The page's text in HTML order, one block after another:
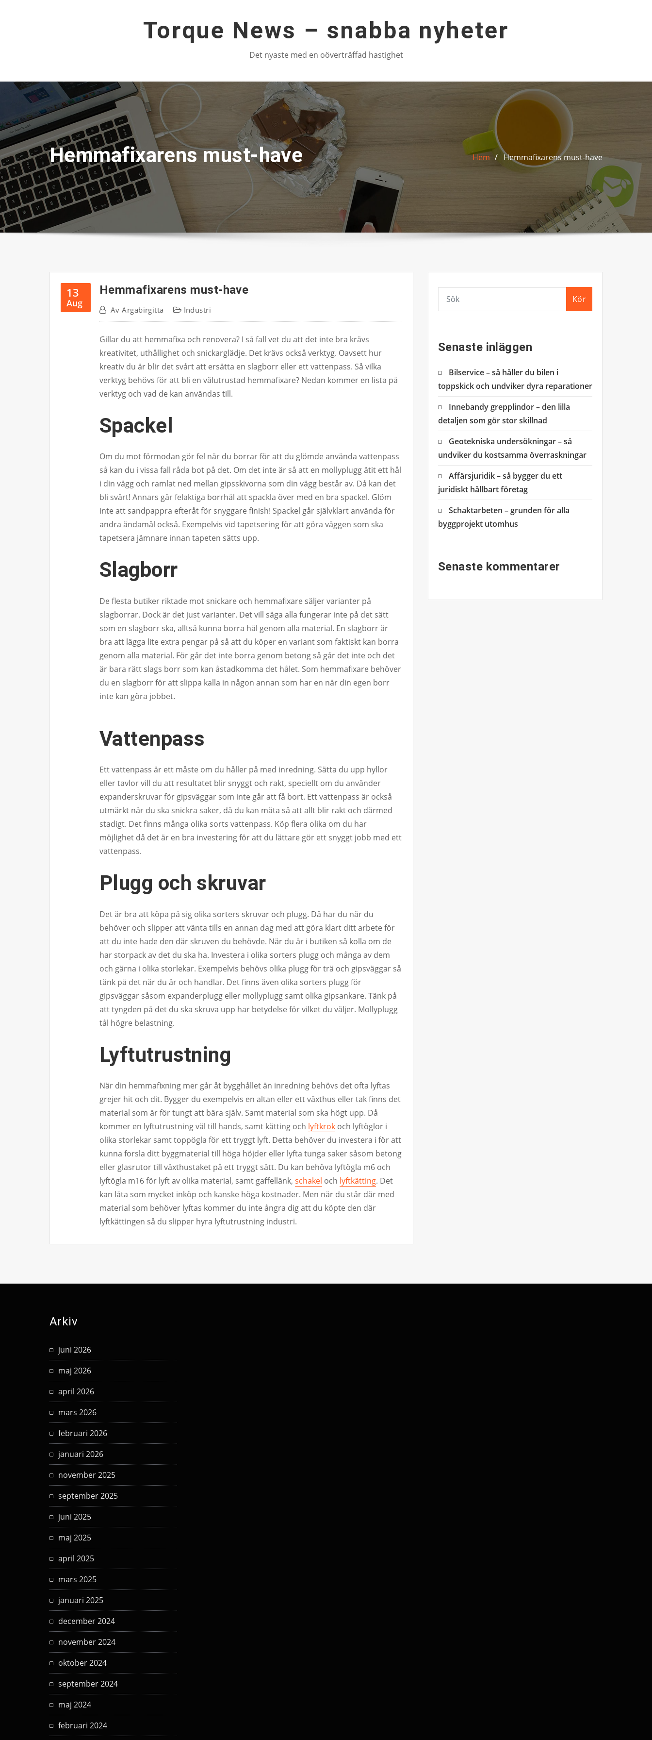
Torque News – snabba nyheter
Det nyaste med en oöverträffad hastighet
Hemmafixarens must-have Hem Hemmafixarens must-have
13
Aug
Hemmafixarens must-have
AvArgabirgitta Industri
Gillar du att hemmafixa och renovera? I så fall vet du att det inte bra krävs
kreativitet, uthållighet och snickarglädje. Det krävs också verktyg. Oavsett hur
kreativ du är blir det svårt att ersätta en slagborr eller ett vattenpass. Så vilka
verktyg behövs för att bli en välutrustad hemmafixare? Nedan kommer en lista på
verktyg och vad de kan användas till.
Spackel
Om du mot förmodan gör fel när du borrar för att du glömde använda vattenpass
så kan du i vissa fall råda bot på det. Om det inte är så att en mollyplugg ätit ett hål
i din vägg och ramlat ned mellan gipsskivorna som din vägg består av. Då kan det
bli svårt! Annars går felaktiga borrhål att spackla över med en bra spackel. Glöm
inte att sandpappra efteråt för snyggare finish! Spackel går självklart använda för
andra ändamål också. Exempelvis vid tapetsering för att göra väggen som ska
tapetsera jämnare innan tapeten sätts upp.
Slagborr
De flesta butiker riktade mot snickare och hemmafixare säljer varianter på
slagborrar. Dock är det just varianter. Det vill säga alla fungerar inte på det sätt
som en slagborr ska, alltså kunna borra hål genom alla material. En slagborr är
bra att lägga lite extra pengar på så att du köper en variant som faktiskt kan borra
genom alla material. För går det inte borra genom betong så går det inte och det
är bara rätt slags borr som kan åstadkomma det hålet. Som hemmafixare behöver
du en slagborr för att slippa kalla in någon annan som har en när din egen borr
inte kan göra jobbet.
Vattenpass
Ett vattenpass är ett måste om du håller på med inredning. Sätta du upp hyllor
eller tavlor vill du att resultatet blir snyggt och rakt, speciellt om du använder
expanderskruvar för gipsväggar som inte går att få bort. Ett vattenpass är också
utmärkt när du ska snickra saker, då du kan mäta så att allt blir rakt och därmed
stadigt. Det finns många olika sorts vattenpass. Köp flera olika om du har
möjlighet då det är en bra investering för att du lättare gör ett snyggt jobb med ett
vattenpass.
Plugg och skruvar
Det är bra att köpa på sig olika sorters skruvar och plugg. Då har du när du
behöver och slipper att vänta tills en annan dag med att göra klart ditt arbete för
att du inte hade den där skruven du behövde. När du är i butiken så kolla om de
har storpack av det du ska ha. Investera i olika sorters plugg och många av dem
och gärna i olika storlekar. Exempelvis behövs olika plugg för trä och gipsväggar så
tänk på det när du är och handlar. Det finns även olika sorters plugg för
gipsväggar såsom expanderplugg eller mollyplugg samt olika gipsankare. Tänk på
att tyngden på det du ska skruva upp har betydelse för vilket du väljer. Mollyplugg
tål högre belastning.
Lyftutrustning
När din hemmafixning mer går åt bygghållet än inredning behövs det ofta lyftas
grejer hit och dit. Bygger du exempelvis en altan eller ett växthus eller tak finns det
material som är för tungt att bära själv. Samt material som ska högt upp. Då
kommer en lyftutrustning väl till hands, samt kätting och lyftkrok och lyftöglor i
olika storlekar samt toppögla för ett tryggt lyft. Detta behöver du investera i för att
kunna forsla ditt byggmaterial till höga höjder eller lyfta tunga saker såsom betong
eller glasrutor till växthustaket på ett tryggt sätt. Du kan behöva lyftögla m6 och
lyftögla m16 för lyft av olika material, samt gaffellänk, schakel och lyftkätting. Det
kan låta som mycket inköp och kanske höga kostnader. Men när du står där med
material som behöver lyftas kommer du inte ångra dig att du köpte den där
lyftkättingen så du slipper hyra lyftutrustning industri.
Kör
Senaste inläggen
Bilservice – så håller du bilen i
toppskick och undviker dyra reparationer
Innebandy grepplindor – den lilla
detaljen som gör stor skillnad
Geotekniska undersökningar – så
undviker du kostsamma överraskningar
Affärsjuridik – så bygger du ett
juridiskt hållbart företag
Schaktarbeten – grunden för alla
byggprojekt utomhus
Senaste kommentarer
Arkiv
juni 2026
maj 2026
april 2026
mars 2026
februari 2026
januari 2026
november 2025
september 2025
juni 2025
maj 2025
april 2025
mars 2025
januari 2025
december 2024
november 2024
oktober 2024
september 2024
maj 2024
februari 2024